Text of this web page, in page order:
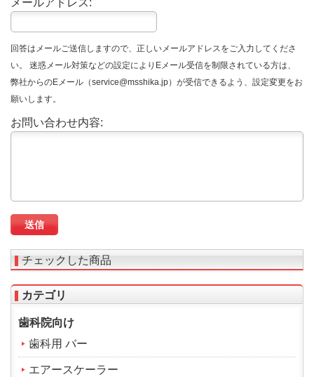
メールアドレス:
回答はメールご送信しますので、正しいメールアドレスをご入力してくださ
い。 迷惑メール対策などの設定によりEメール受信を制限されている方は、
弊社からのEメール（service@msshika.jp）が受信できるよう、設定変更をお
願いします。
お問い合わせ内容:
チェックした商品
カテゴリ
歯科院向け
歯科用 バー
エアースケーラー